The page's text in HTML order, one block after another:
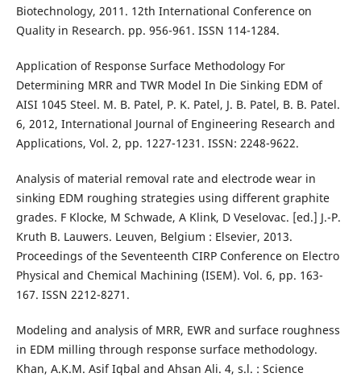
Biotechnology, 2011. 12th International Conference on
Quality in Research. pp. 956-961. ISSN 114-1284.
Application of Response Surface Methodology For
Determining MRR and TWR Model In Die Sinking EDM of
AISI 1045 Steel. M. B. Patel, P. K. Patel, J. B. Patel, B. B. Patel.
6, 2012, International Journal of Engineering Research and
Applications, Vol. 2, pp. 1227-1231. ISSN: 2248-9622.
Analysis of material removal rate and electrode wear in
sinking EDM roughing strategies using different graphite
grades. F Klocke, M Schwade, A Klink, D Veselovac. [ed.] J.-P.
Kruth B. Lauwers. Leuven, Belgium : Elsevier, 2013.
Proceedings of the Seventeenth CIRP Conference on Electro
Physical and Chemical Machining (ISEM). Vol. 6, pp. 163-
167. ISSN 2212-8271.
Modeling and analysis of MRR, EWR and surface roughness
in EDM milling through response surface methodology.
Khan, A.K.M. Asif Iqbal and Ahsan Ali. 4, s.l. : Science